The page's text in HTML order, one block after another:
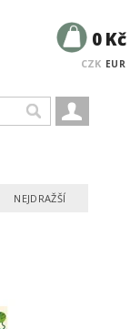
CZK EUR
0 Kč
NEJDRAŽŠÍ